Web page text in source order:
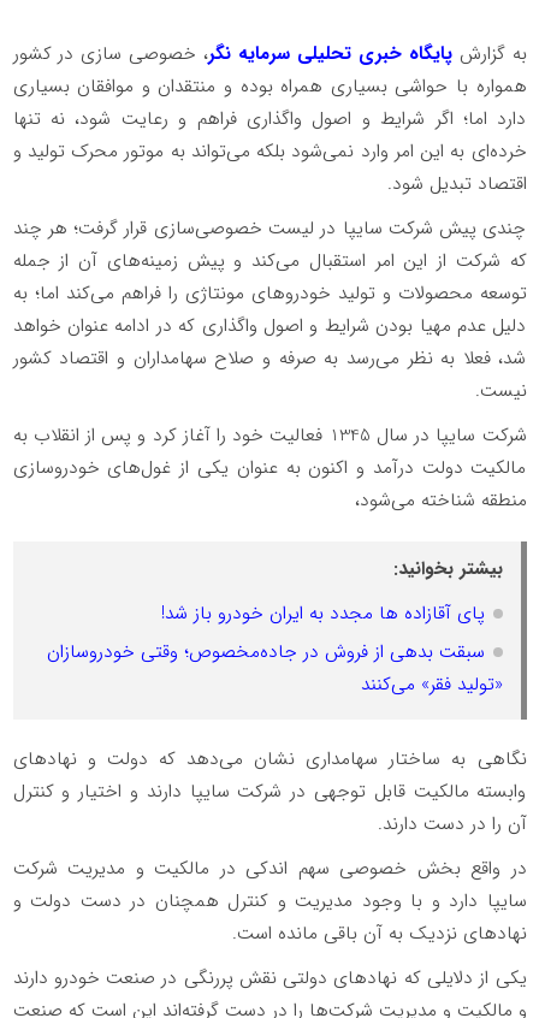
به گزارشپایگاه خبری تحلیلی سرمایه نگر، خصوصی سازی در کشور
همواره با حواشی بسیاری همراه بوده و منتقدان و موافقان بسیاری
دارد اما؛ اگر شرایط و اصول واگذاری فراهم و رعایت شود، نه تنها
خرده‌ای به این امر وارد نمی‌شود بلکه می‌تواند به موتور محرک تولید و
اقتصاد تبدیل شود.
چندی پیش شرکت سایپا در لیست خصوصی‌سازی قرار گرفت؛ هر چند
که شرکت از این امر استقبال می‌کند و پیش زمینه‌های آن از جمله
توسعه محصولات و تولید خودروهای مونتاژی را فراهم می‌کند اما؛ به
دلیل عدم مهیا بودن شرایط و اصول واگذاری که در ادامه عنوان خواهد
شد، فعلا به نظر می‌رسد به صرفه و صلاح سهامداران و اقتصاد کشور
نیست.
شرکت سایپا در سال 1345 فعالیت خود را آغاز کرد و پس از انقلاب به
مالکیت دولت درآمد و اکنون به عنوان یکی از غول‌های خودروسازی
منطقه شناخته می‌شود،
بیشتر بخوانید:
پای آقازاده ها مجدد به ایران خودرو باز شد!
سبقت بدهی از فروش در جاده‌مخصوص؛ وقتی خودروسازان
«تولید فقر» می‌کنند
نگاهی به ساختار سهامداری نشان می‌دهد که دولت و نهادهای
وابسته مالکیت قابل توجهی در شرکت سایپا دارند و اختیار و کنترل
آن را در دست دارند.
در واقع بخش خصوصی سهم اندکی در مالکیت و مدیریت شرکت
سایپا دارد و با وجود مدیریت و کنترل همچنان در دست دولت و
نهادهای نزدیک به آن باقی مانده است.
یکی از دلایلی که نهادهای دولتی نقش پررنگی در صنعت خودرو دارند
و مالکیت و مدیریت شرکت‌ها را در دست گرفته‌اند این است که صنعت